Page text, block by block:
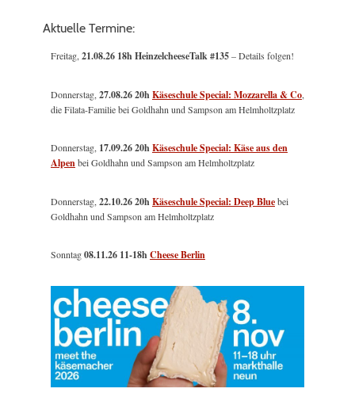
Aktuelle Termine:
Freitag,21.08.26 18h HeinzelcheeseTalk #135– Details folgen!
Donnerstag,27.08.26 20hKäseschule Special: Mozzarella & Co,
die Filata-Familie bei Goldhahn und Sampson am Helmholtzplatz
Donnerstag, 17.09.26 20hKäseschule Special: Käse aus den
Alpenbei Goldhahn und Sampson am Helmholtzplatz
Donnerstag,22.10.26 20hKäseschule Special: Deep Bluebei
Goldhahn und Sampson am Helmholtzplatz
Sonntag08.11.26 11-18hCheese Berlin